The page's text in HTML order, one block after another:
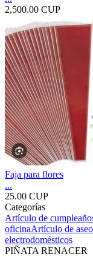
2,500.00 CUP
Faja para flores
...
25.00 CUP
Categorías
Artículo de
oficinaArtículo de aseo
electrodomésticos
PIÑATA RENACER